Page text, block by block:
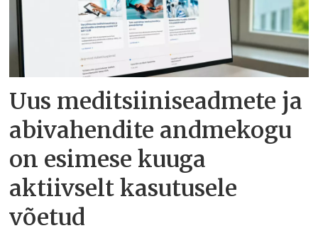
Uus meditsiiniseadmete ja
abivahendite andmekogu
on esimese kuuga
aktiivselt kasutusele
võetud